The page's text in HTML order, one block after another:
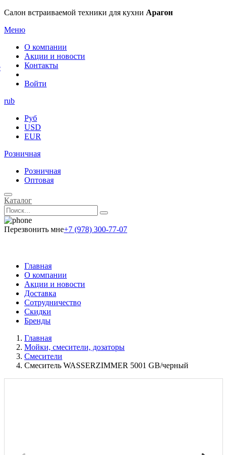
Салон встраиваемой техники для кухни Арагон
Меню
О компании
Акции и новости
Контакты
Войти
rub
Руб
USD
EUR
Розничная
Розничная
Оптовая
Каталог
Перезвонить мне+7 (978) 300-77-07
Главная
О компании
Акции и новости
Доставка
Сотрудничество
Скидки
Бренды
Главная
Мойки, смесители, дозаторы
Смесители
Смеситель WASSERZIMMER 5001 GB/черный